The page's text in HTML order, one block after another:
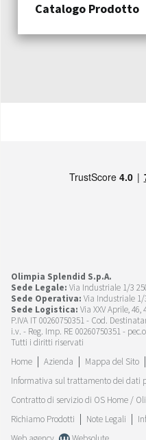
Catalogo Prodotto
Olimpia Splendid S.p.A.
Sede Legale: Via Industriale 1/3
Sede Operativa: Via Industriale 1/
Sede Logistica: Via XXV Aprile,
P.IVA IT 00260750351 - Cod.
i.v. - Reg. Imp. RE 00260750351 -
Tutti i diritti riservati
Home
Azienda Mappa del Sito
Informativa sul trattamento dei dati
Contratto di servizio di OS Home /
Richiamo Prodotti
Note Legali